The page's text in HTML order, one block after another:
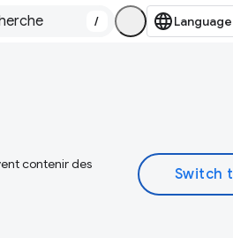
/
contenir des